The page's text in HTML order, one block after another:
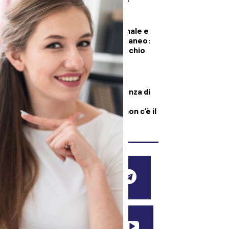
DEMOGRAFICA
Pillola, anello vaginale e
impianto sottocutaneo:
l’allerta Aifa sul rischio
meningioma
DEMOGRAFICA
Culle vuote e assenza di
medici: muore una
neonata perché “non c’è il
dottore”
SEGUICI SUI SOCIAL